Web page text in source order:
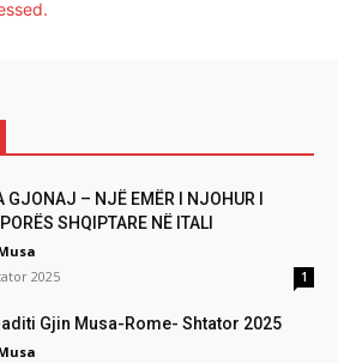
GJONAJ – NJË EMËR I NJOHUR I
SHQIPTARE NË ITALI
2025
1
Gjin Musa-Rome- Shtator 2025